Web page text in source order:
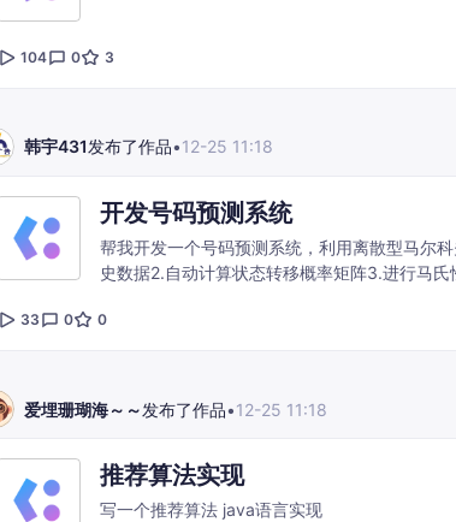
104 0 3
韩宇431发布了作品•12-25 11:18
开发号码预测系统
帮我开发一个号码预测系统，利用离散型马尔
史数据2.自动计算状态转移概率矩阵3.进行马
33 0 0
爱埋珊瑚海～～发布了作品•12-25 11:18
推荐算法实现
写一个推荐算法 java语言实现